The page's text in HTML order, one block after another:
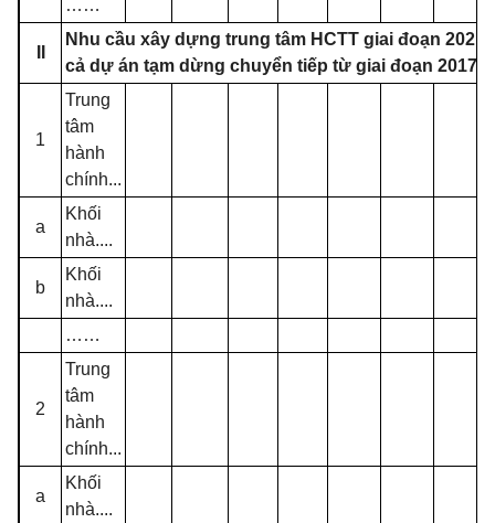
……
Nhu cầu xây dựng trung tâm HCTT giai đoạn
cả dự án tạm dừng chuyển tiếp từ giai đoạn 2017 -
1
Trung
tâm
hành
chính...
a
Khối
nhà....
b
Khối
nhà....
……
2
Trung
tâm
hành
chính...
a
Khối
nhà....